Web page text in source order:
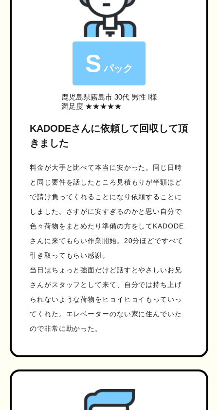
S パック
鹿児島県霧島市30代 男性 I様
満足度 ★★★★★
KADODEさんに依頼して回収して頂
きました
料金が大手と比べて本当に安かった。同じ日時
と同じ要件を話したところ見積もりが半額ほど
で請け負ってくれることになり依頼することに
しました。さすがに安すぎるのかと思い自分で
色々荷物をまとめたり準備の方をしてKADODE
さんに来てもらい作業開始。20分ほどですべて
引き取ってもらい感謝。
当日はちょっと強面だけど話すとやさしいお兄
さんがスタッフとして来て、自分では持ち上げ
られないような荷物をヒョイヒョイもっていっ
てくれた。エレベーターのない家に住んでいた
ので非常に助かった。